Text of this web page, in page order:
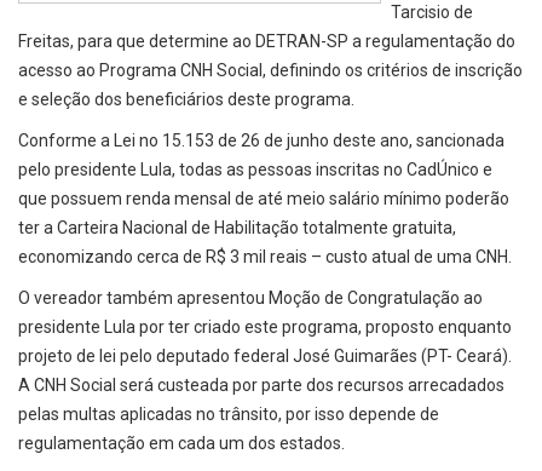
Tarcisio de
Freitas, para que determine ao DETRAN-SP a regulamentação do
acesso ao Programa CNH Social, definindo os critérios de inscrição
e seleção dos beneficiários deste programa.
Conforme a Lei no 15.153 de 26 de junho deste ano, sancionada
pelo presidente Lula, todas as pessoas inscritas no CadÚnico e
que possuem renda mensal de até meio salário mínimo poderão
ter a Carteira Nacional de Habilitação totalmente gratuita,
economizando cerca de R$ 3 mil reais – custo atual de uma CNH.
O vereador também apresentou Moção de Congratulação ao
presidente Lula por ter criado este programa, proposto enquanto
projeto de lei pelo deputado federal José Guimarães (PT- Ceará).
A CNH Social será custeada por parte dos recursos arrecadados
pelas multas aplicadas no trânsito, por isso depende de
regulamentação em cada um dos estados.